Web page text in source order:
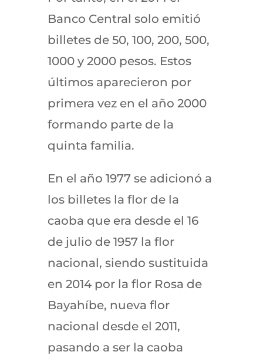
Banco Central solo emitió
billetes de 50, 100, 200, 500,
1000 y 2000 pesos. Estos
últimos aparecieron por
primera vez en el año 2000
formando parte de la
quinta familia.
En el año 1977 se adicionó a
los billetes la flor de la
caoba que era desde el 16
de julio de 1957 la flor
nacional, siendo sustituida
en 2014 por la flor Rosa de
Bayahíbe, nueva flor
nacional desde el 2011,
pasando a ser la caoba